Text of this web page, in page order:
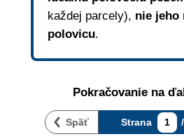
každej parcely), nie jeho
polovicu.
Pokračovanie na
Späť Strana 1